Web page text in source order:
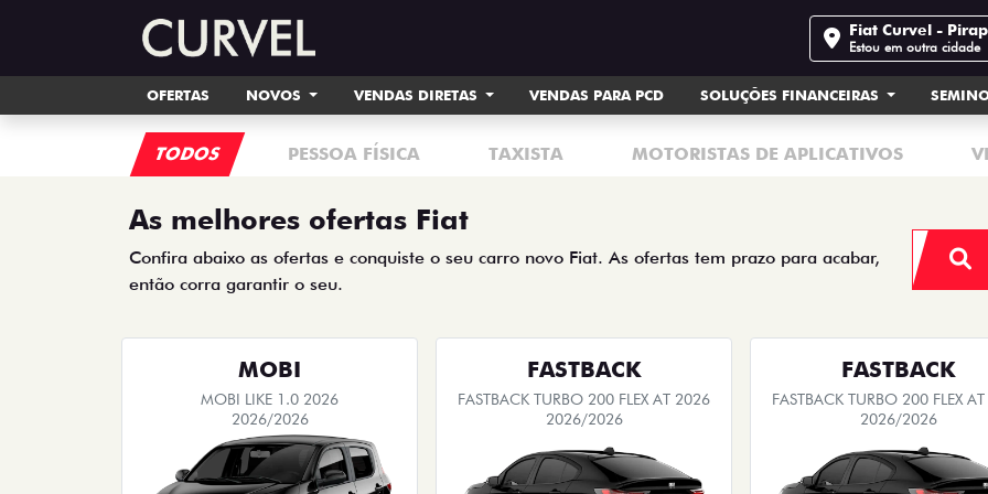
Fiat Curvel -
Estou em outra cidade
OFERTAS NOVOS VENDAS DIRETAS VENDAS PARA PCD SOLUÇÕES FINANCEIRAS
TODOS PESSOA FÍSICA TAXISTA MOTORISTAS DE APLICATIVOS
As melhores ofertas Fiat
Confira abaixo as ofertas e conquiste o seu carro novo Fiat. As ofertas tem prazo para acabar,
então corra garantir o seu.
MOBI
MOBI LIKE 1.0 2026
2026/2026
FASTBACK
FASTBACK TURBO 200 FLEX AT 2026
2026/2026
FASTBACK
FASTBACK TURBO 200 FLEX
2026/2026